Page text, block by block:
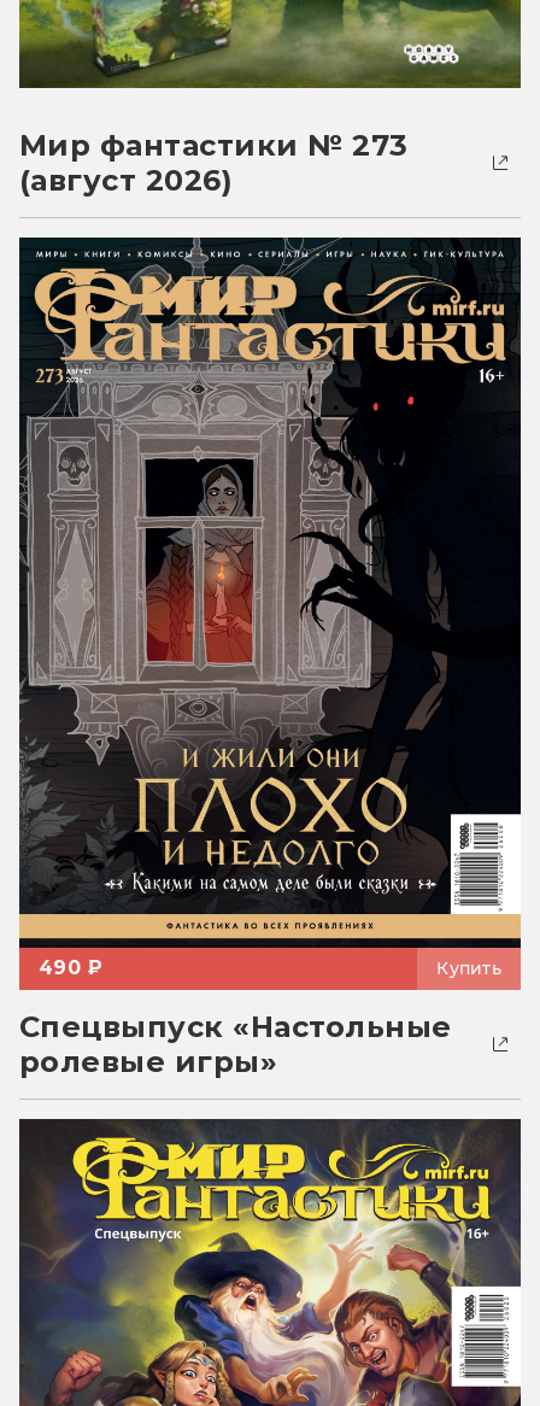
Мир фантастики № 273
(август 2026)
490 ₽ Купить
Спецвыпуск «Настольные
ролевые игры»